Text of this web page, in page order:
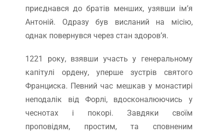
приєднався до братів менших, узявши ім’я
Антоній. Одразу був висланий на місію,
однак повернувся через стан здоров’я.
1221 року, взявши участь у генеральному
капітулі ордену, уперше зустрів святого
Франциска. Певний час мешкав у монастирі
неподалік від Форлі, вдосконалюючись у
чеснотах і покорі. Завдяки своїм
проповідям, простим, та сповненим